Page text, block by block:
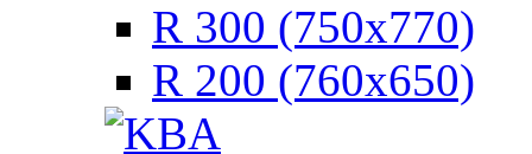
R 300 (750х770)
R 200 (760х650)